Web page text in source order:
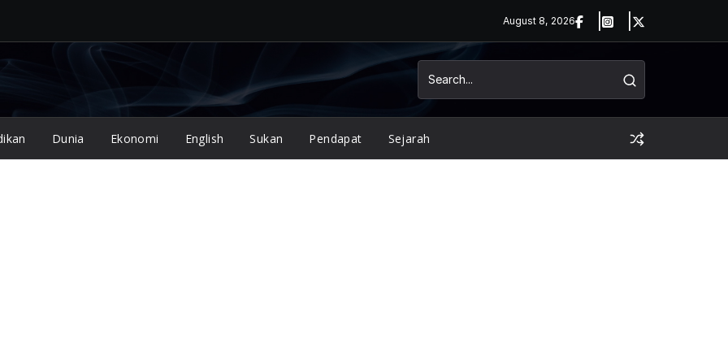
August 8, 2026
Dunia Ekonomi English Sukan Pendapat Sejarah